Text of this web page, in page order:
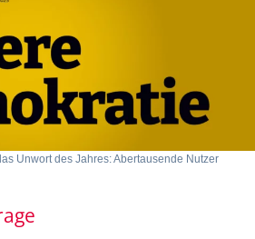
Unwort des Jahres: Abertausende Nutzer